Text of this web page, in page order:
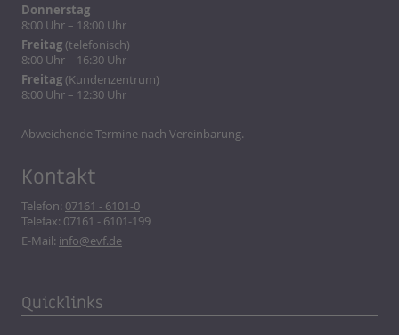
Donnerstag
8:00 Uhr – 18:00 Uhr
Freitag(telefonisch)
8:00 Uhr – 16:30 Uhr
Freitag(Kundenzentrum)
8:00 Uhr – 12:30 Uhr
Abweichende Termine nach Vereinbarung.
Kontakt
Telefon: 07161 - 6101-0
Telefax: 07161 - 6101-199
E-Mail: info@evf.de
Quicklinks